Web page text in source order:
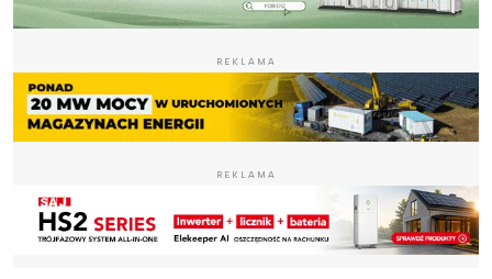
REKLAMA
REKLAMA